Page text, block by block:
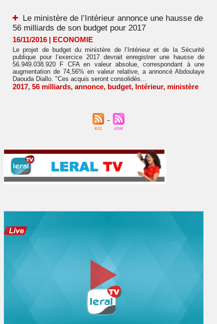
Le ministère de l’Intérieur annonce une hausse de
56 milliards de son budget pour 2017
16/11/2016 | ECONOMIE
Le projet de budget du ministère de l’Intérieur et de la Sécurité
publique pour l’exercice 2017 devrait enregistrer une hausse de
56.949.038.920 F CFA en valeur absolue, correspondant à une
augmentation de 74,56% en valeur relative, a annoncé Abdoulaye
Daouda Diallo. "Ces acquis seront consolidés...
2017, 56 milliards, annonce, budget, Intérieur, ministère